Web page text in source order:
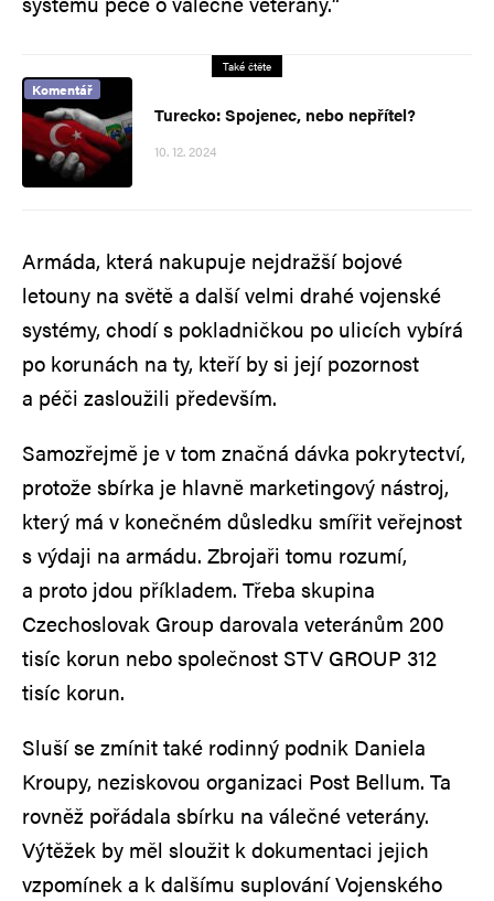
Také čtěte
Komentář
Turecko: Spojenec, nebo nepřítel?
10. 12. 2024
Armáda, která nakupuje nejdražší bojové
letouny na světě a další velmi drahé vojenské
systémy, chodí s pokladničkou po ulicích vybírá
po korunách na ty, kteří by si její pozornost
a péči zasloužili především.
Samozřejmě je v tom značná dávka pokrytectví,
protože sbírka je hlavně marketingový nástroj,
který má v konečném důsledku smířit veřejnost
s výdaji na armádu. Zbrojaři tomu rozumí,
a proto jdou příkladem. Třeba skupina
Czechoslovak Group darovala veteránům 200
tisíc korun nebo společnost STV GROUP 312
tisíc korun.
Sluší se zmínit také rodinný podnik Daniela
Kroupy, neziskovou organizaci Post Bellum. Ta
rovněž pořádala sbírku na válečné veterány.
Výtěžek by měl sloužit k dokumentaci jejich
vzpomínek a k dalšímu suplování Vojenského